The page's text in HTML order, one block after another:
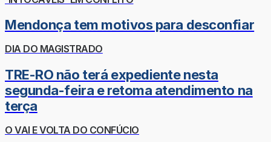
Mendonça tem motivos para desconfiar
DIA DO MAGISTRADO
TRE-RO não terá expediente nesta
segunda-feira e retoma atendimento na
terça
O VAI E VOLTA DO CONFÚCIO